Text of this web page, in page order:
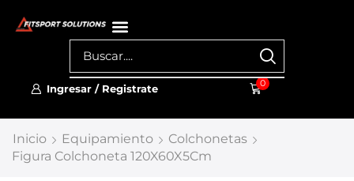
Ingresar / Registrate 0
Inicio Equipamiento
Colchonetas
Figura Colchoneta 120X60X5Cm